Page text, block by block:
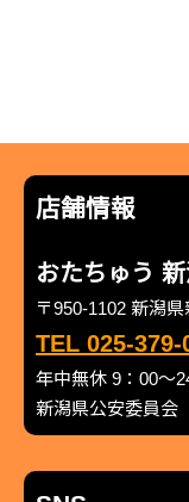
店舗情報
おたちゅう
〒950-1102 新潟
TEL 025-379-
年中無休 9：00～
新潟県公安委員会